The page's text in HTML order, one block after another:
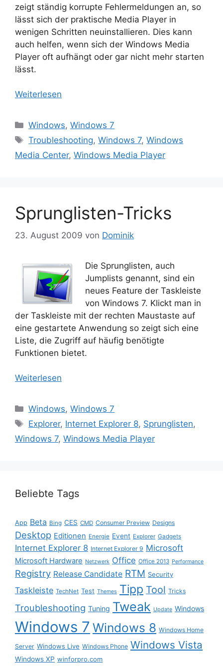
zeigt ständig korrupte Fehlermeldungen an, so
lässt sich der praktische Media Player in
wenigen Schritten neuinstallieren. Dies kann
auch helfen, wenn sich der Windows Media
Player oft aufhängt oder gar nicht mehr starten
lässt.
Weiterlesen
Kategorien
Windows,Windows 7
Schlagwörter
Troubleshooting,Windows 7,Windows
Media Center, Windows Media Player
Sprunglisten-Tricks
23. August 2009 von Dominik
Die Sprunglisten, auch
Jumplists genannt, sind ein
neues Feature der Taskleiste
von Windows 7. Klickt man in
der Taskleiste mit der rechten Maustaste auf
eine gestartete Anwendung so zeigt sich eine
Liste, die Zugriff auf häufig benötigte
Funktionen bietet.
Weiterlesen
Kategorien
Windows,Windows 7
Schlagwörter
Explorer, Internet Explorer 8, Sprunglisten,
Windows 7, Windows Media Player
Beliebte Tags
App Beta Bing CES CMD Consumer Preview Designs
Desktop Editionen Energie Event Explorer Gadgets
Internet Explorer 8 Internet Explorer 9 Microsoft
Microsoft Hardware Netzwerk Office Office 2013 Performance
Registry Release Candidate RTM Security
Taskleiste TechNet Test Themes Tipp Tool Tricks
Troubleshooting Tuning Tweak Update Windows
Windows 7 Windows 8 Windows Home
Server Windows Live Windows Phone Windows Vista
Windows XP winforpro.com